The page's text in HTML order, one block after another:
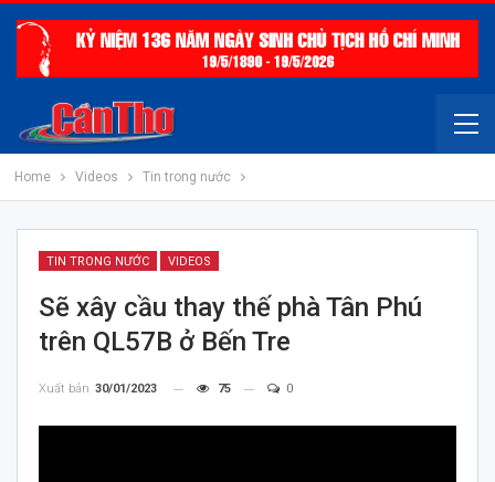
Home Videos Tin trong nước
TIN TRONG NƯỚC VIDEOS
Sẽ xây cầu thay thế phà Tân Phú
trên QL57B ở Bến Tre
Xuất bản 30/01/2023 75 0